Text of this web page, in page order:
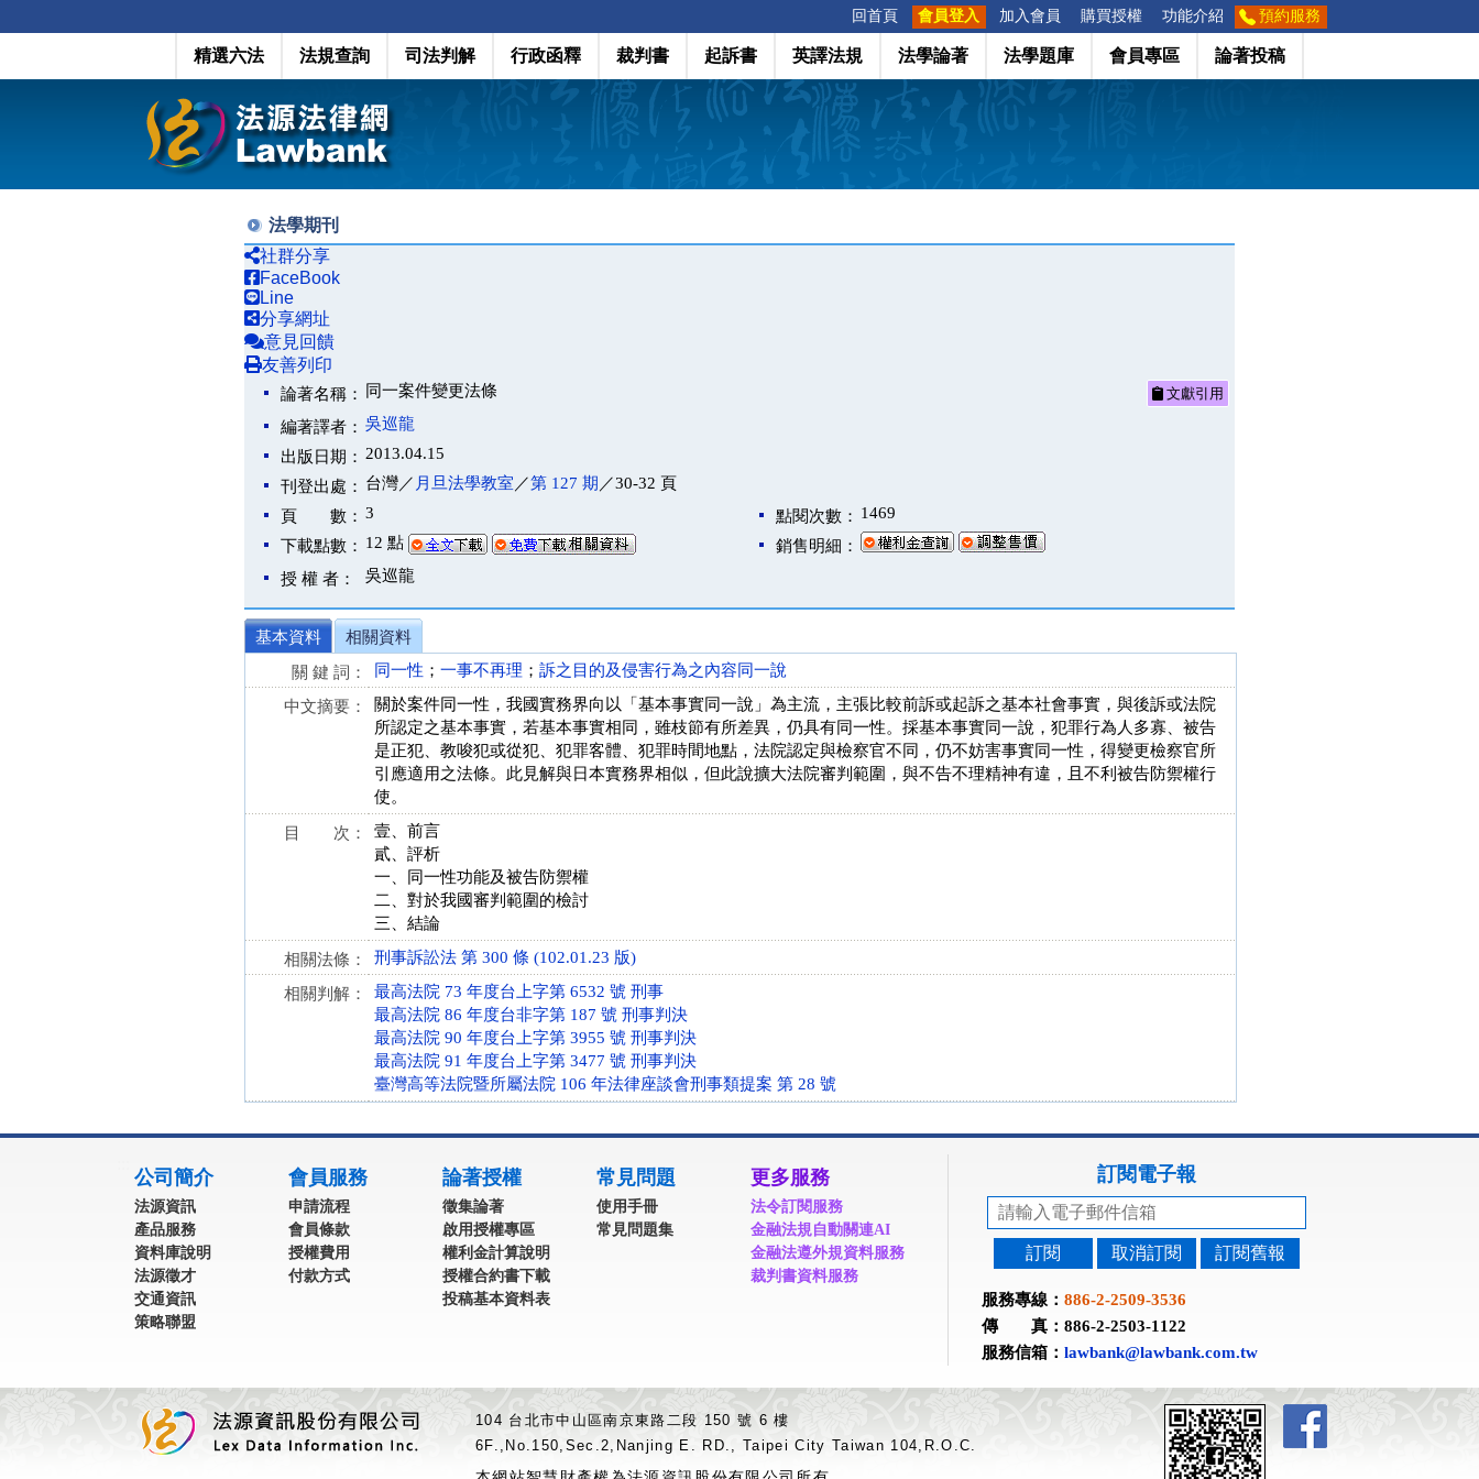
回首頁 會員登入 加入會員 購買授權 功能介紹 預約服務
精選六法 法規查詢 司法判解 行政函釋 裁判書 起訴書 英譯法規 法學論著 法學題庫 會員專區 論著投稿
法學期刊
社群分享
FaceBook
Line
分享網址
意見回饋
友善列印
論著名稱： 同一案件變更法條 文獻引用
編著譯者： 吳巡龍
出版日期： 2013.04.15
刊登出處： 台灣／ 月旦法學教室 ／第 127 期 ／30-32 頁
頁 數： 3 點閱次數： 1469
下載點數： 12 點
銷售明細：
授 權 者：
吳巡龍
基本資料
相關資料
關 鍵 詞：
同一性 ； 一事不再理 ； 訴之目的及侵害行為之內容同一說
中文摘要：
關於案件同一性，我國實務界向以「基本事實同一說」為主流，主張比較前訴或起訴之基本社會事實，與後訴或法院
所認定之基本事實，若基本事實相同，雖枝節有所差異，仍具有同一性。採基本事實同一說，犯罪行為人多寡、被告
是正犯、教唆犯或從犯、犯罪客體、犯罪時間地點，法院認定與檢察官不同，仍不妨害事實同一性，得變更檢察官所
引應適用之法條。此見解與日本實務界相似，但此說擴大法院審判範圍，與不告不理精神有違，且不利被告防禦權行
使。
目 次：
壹、前言
貳、評析
一、同一性功能及被告防禦權
二、對於我國審判範圍的檢討
三、結論
相關法條： 刑事訴訟法 第 300 條 (102.01.23 版)
相關判解：
最高法院 73 年度台上字第 6532 號 刑事
最高法院 86 年度台非字第 187 號 刑事判決
最高法院 90 年度台上字第 3955 號 刑事判決
最高法院 91 年度台上字第 3477 號 刑事判決
臺灣高等法院暨所屬法院 106 年法律座談會刑事類提案 第 28 號
公司簡介
法源資訊
產品服務
資料庫說明
法源徵才
交通資訊
策略聯盟
會員服務
申請流程
會員條款
授權費用
付款方式
論著授權
徵集論著
啟用授權專區
權利金計算說明
授權合約書下載
投稿基本資料表
常見問題
使用手冊
常見問題集
更多服務
法令訂閱服務
金融法規自動關連AI
金融法遵外規資料服務
裁判書資料服務
訂閱電子報
訂閱 取消訂閱 訂閱舊報
服務專線： 886-2-2509-3536
傳 真：886-2-2503-1122
服務信箱： lawbank@lawbank.com.tw
104 台北市中山區南京東路二段 150 號 6 樓
6F.,No.150,Sec.2,Nanjing E. RD., Taipei City Taiwan 104,R.O.C.